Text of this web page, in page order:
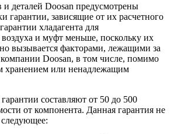
и деталей Doosan предусмотрены
гарантии, зависящие от их расчетного
хладагента для
и муфт меньше, поскольку их
вызывается факторами, лежащими за
Doosan, в том числе, помимо
хранением или ненадлежащим
составляют от 50 до 500
от компонента. Данная гарантия не
следующее: